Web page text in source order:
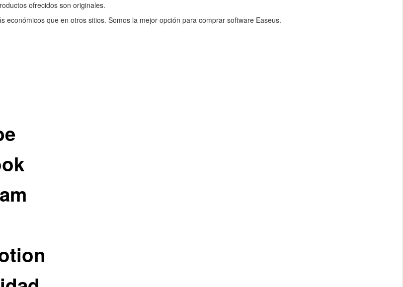
ofrecidos son originales.
que en otros sitios. Somos la mejor opción para comprar software Easeus.